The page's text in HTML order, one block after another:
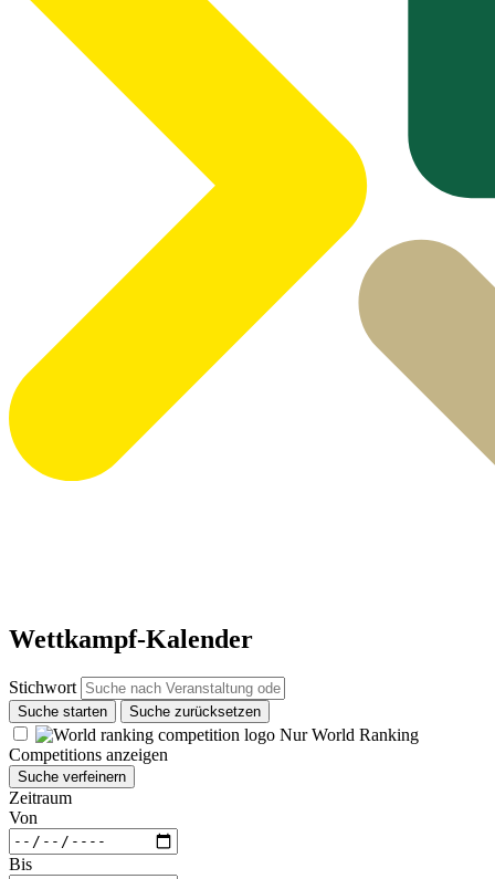
Wettkampf-Kalender
Stichwort
Suche starten Suche zurücksetzen
Nur World Ranking
Competitions anzeigen
Suche verfeinern
Zeitraum
Von
Bis